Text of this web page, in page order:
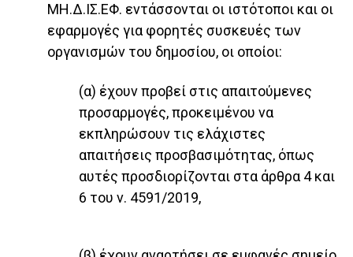
ΜΗ.Δ.ΙΣ.ΕΦ. εντάσσονται οι ιστότοποι και οι
εφαρμογές για φορητές συσκευές των
οργανισμών του δημοσίου, οι οποίοι:
(α) έχουν προβεί στις απαιτούμενες
προσαρμογές, προκειμένου να
εκπληρώσουν τις ελάχιστες
απαιτήσεις προσβασιμότητας, όπως
αυτές προσδιορίζονται στα άρθρα 4 και
6 του ν. 4591/2019,